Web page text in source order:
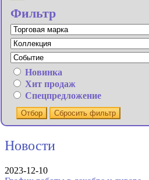
Фильтр
Новинка
Хит продаж
Спецпредложение
Отбор Сбросить фильтр
Новости
2023-12-10